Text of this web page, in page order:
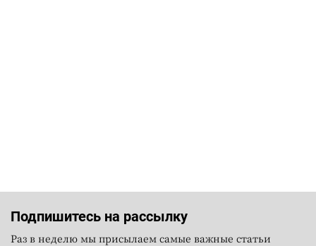
Подпишитесь на рассылку
Раз в неделю мы присылаем самые важные статьи